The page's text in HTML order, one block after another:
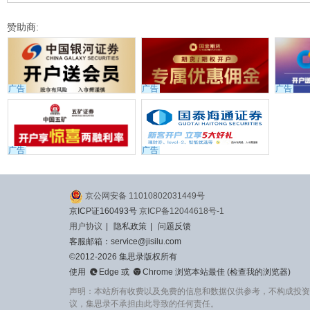
赞助商:
广告 广告 广告
广告 广告
京公网安备 11010802031449号
京ICP证160493号 京ICP备12044618号-1
用户协议
隐私政策
问题反馈
客服邮箱：service@jisilu.com
©2012-2026 集思录版权所有
使用
 Edge 或 Chrome 浏览本站最佳 (检查我的浏览器)
声明：本站所有收费以及免费的信息和数据仅供参考，不构成投
议，集思录不承担由此导致的任何责任。